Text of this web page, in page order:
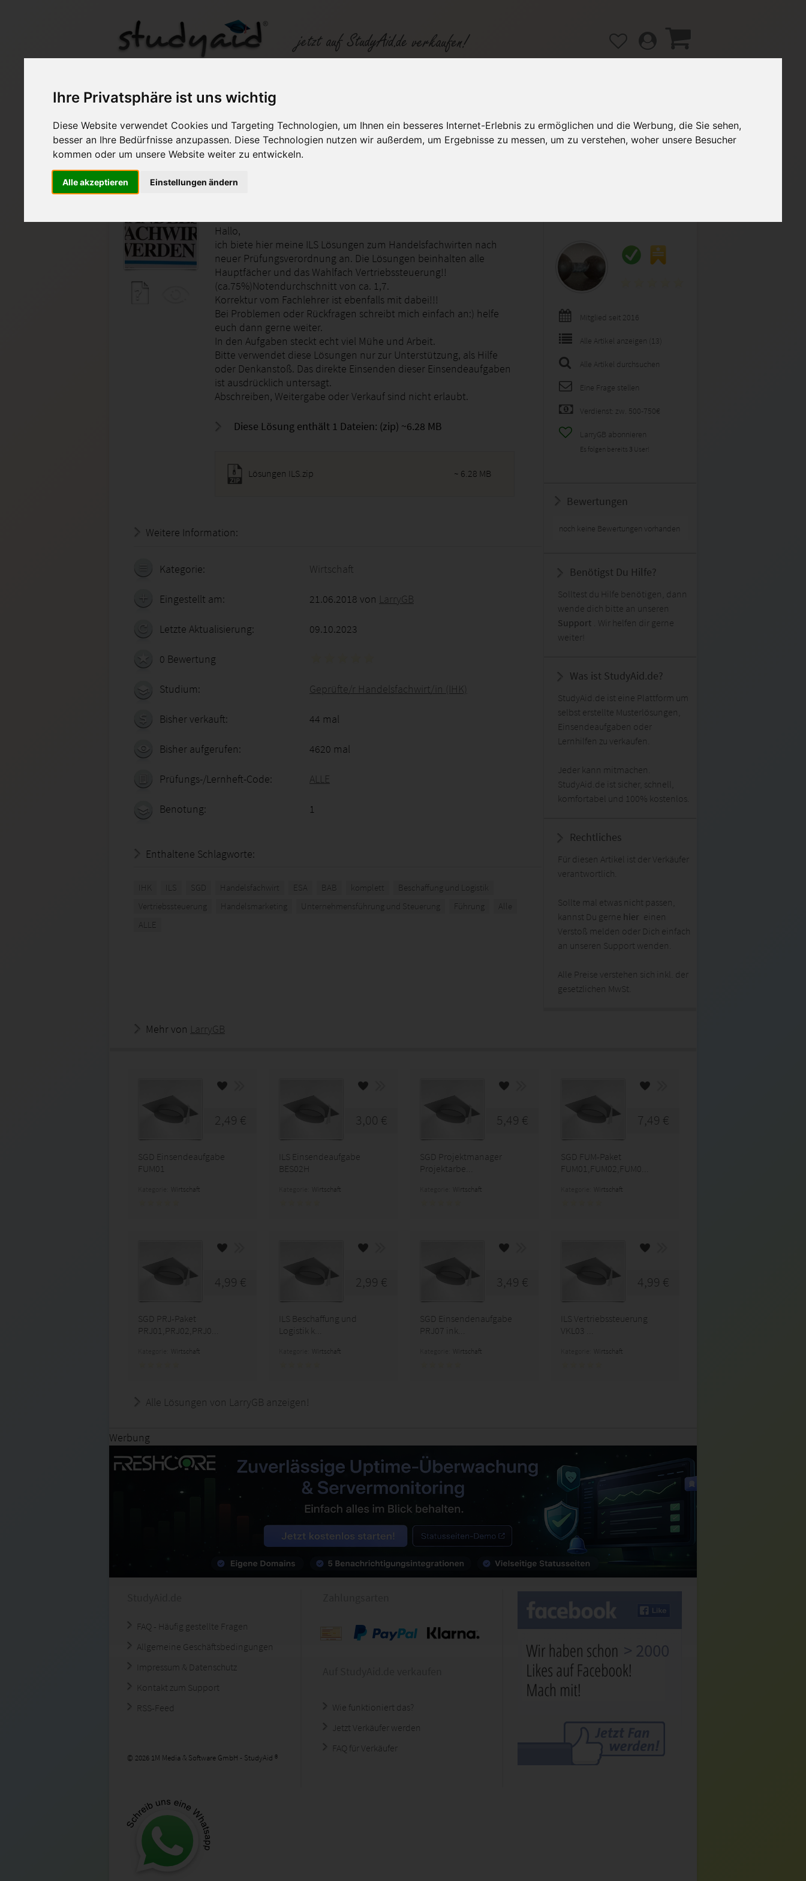
Ihre Privatsphäre ist uns wichtig
Diese Website verwendet Cookies und Targeting Technologien, um Ihnen ein besseres Internet-Erlebnis zu ermöglichen und die Werbung, die Sie sehen,
besser an Ihre Bedürfnisse anzupassen. Diese Technologien nutzen wir außerdem, um Ergebnisse zu messen, um zu verstehen, woher unsere Besucher
kommen oder um unsere Website weiter zu entwickeln.
Alle akzeptieren Einstellungen ändern
Auf StudyAid.de verkaufen Kategorien Studiengänge / Lehrgänge Hilfe / FAQ
Hallo,
ich biete hier meine ILS Lösungen zum Handelsfachwirten nach
neuer Prüfungsverordnung an. Die Lösungen beinhalten alle
Hauptfächer und das Wahlfach Vertriebssteuerung!!
(ca.75%)Notendurchschnitt von ca. 1,7.
Korrektur vom Fachlehrer ist ebenfalls mit dabei!!!
Bei Problemen oder Rückfragen schreibt mich einfach an:) helfe
euch dann gerne weiter.
In den Aufgaben steckt echt viel Mühe und Arbeit.
Bitte verwendet diese Lösungen nur zur Unterstützung, als Hilfe
oder Denkanstoß. Das direkte Einsenden dieser Einsendeaufgaben
ist ausdrücklich untersagt.
Abschreiben, Weitergabe oder Verkauf sind nicht erlaubt.
Diese Lösung enthält 1 Dateien: (zip) ~6.28 MB
Lösungen ILS.zip ~ 6.28 MB
Weitere Information:
Kategorie: Wirtschaft
Eingestellt am: 21.06.2018 von LarryGB
Letzte Aktualisierung: 09.10.2023
0 Bewertung
Studium: Geprüfte/r Handelsfachwirt/in (IHK)
Bisher verkauft: 44 mal
Bisher aufgerufen: 4620 mal
Prüfungs-/Lernheft-Code: ALLE
Benotung: 1
Enthaltene Schlagworte:
IHK ILS SGD Handelsfachwirt ESA BAB komplett
Beschaffung und Logistik
Vertriebssteuerung
Handelsmarketing Unternehmensführung und Steuerung Führung
Alle
ALLE
Mitglied seit 2016
Alle Artikel anzeigen (13)
Alle Artikel durchsuchen
Eine Frage stellen
Verdienst: zw. 500-750€
LarryGB abonnieren
Es folgen bereits 3 User!
Bewertungen
noch keine Bewertungen vorhanden
Benötigst Du Hilfe?
Solltest du Hilfe benötigen, dann
wende dich bitte an unseren
Support . Wir helfen dir gerne
weiter!
Was ist StudyAid.de?
StudyAid.de ist eine Plattform um
selbst erstellte Musterlösungen,
Einsendeaufgaben oder
Lernhilfen zu verkaufen.
Jeder kann mitmachen.
StudyAid.de ist sicher, schnell,
komfortabel und 100% kostenlos.
Rechtliches
Für diesen Artikel ist der Verkäufer
verantwortlich.
Sollte mal etwas nicht passen,
kannst Du gerne hier einen
Verstoß melden oder Dich einfach
an unseren Support wenden.
Alle Preise verstehen sich inkl. der
gesetzlichen MwSt.
Mehr von LarryGB
2,49 €
SGD Einsendeaufgabe
FUM01
Wirtschaft
3,00 €
ILS Einsendeaufgabe
BES02H
Wirtschaft
5,49 €
SGD Projektmanager
Projektarbe...
Wirtschaft
7,49 €
SGD FUM-Paket
FUM01,FUM02,FUM0...
Wirtschaft
4,99 €
SGD PRJ-Paket
PRJ01,PRJ02,PRJ0...
Wirtschaft
2,99 €
ILS Beschaffung und
Logistik k...
Wirtschaft
3,49 €
SGD Einsendenaufgabe
PRJ07 ink...
Wirtschaft
4,99 €
ILS Vertriebssteuerung
VKL03 ...
Wirtschaft
Alle Lösungen von LarryGB anzeigen!
Werbung
FAQ - Häufig gestellte Fragen
Allgemeine Geschäftsbedingungen
Impressum & Datenschutz
Kontakt zum Support
RSS-Feed
© 2026 1M Media & Software GmbH - StudyAid ®
Wie funktioniert das?
Jetzt Verkäufer werden
FAQ für Verkäufer
> 2000